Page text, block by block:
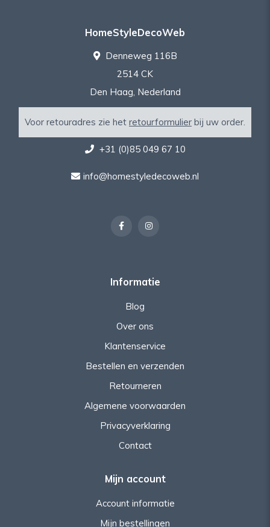
HomeStyleDecoWeb
Denneweg 116B
2514 CK
Den Haag, Nederland
Voor retouradres zie het retourformulier bij uw order.
+31 (0)85 049 67 10
info@homestyledecoweb.nl
Informatie
Blog
Over ons
Klantenservice
Bestellen en verzenden
Retourneren
Algemene voorwaarden
Privacyverklaring
Contact
Mijn account
Account informatie
Mijn bestellingen